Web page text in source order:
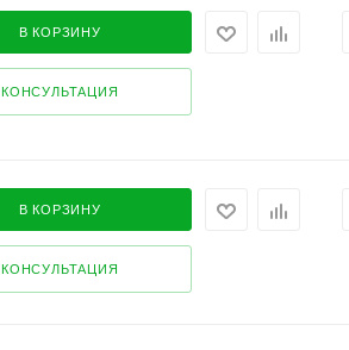
В КОРЗИНУ
КОНСУЛЬТАЦИЯ
В КОРЗИНУ
КОНСУЛЬТАЦИЯ